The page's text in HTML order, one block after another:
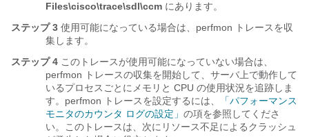
Files\cisco\trace\sdl\ccm にあります。
ステップ 3 使用可能になっている場合は、perfmon トレースを収
集します。
ステップ 4 このトレースが使用可能になっていない場合は、
perfmon トレースの収集を開始して、サーバ上で動作して
いるプロセスごとにメモリと CPU の使用状況を追跡しま
す。perfmon トレースを設定するには、
「パフォーマンス
モニタのカウンタ ログの設定」 の項を参照してくださ
い。このトレースは、次にリソース不足によるクラッシュ